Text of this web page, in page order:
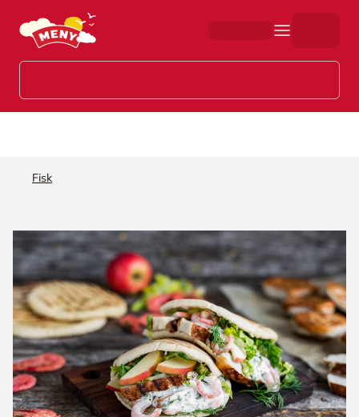
Hopp til hovedinnhold
Fisk